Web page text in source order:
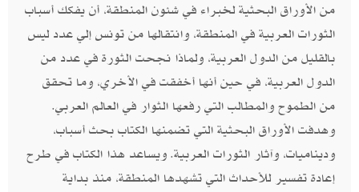
من الأوراق البحثية لخبراء في شئون المنطقة،‮ ‬أن يفكك أسباب
الثورات العربية في المنطقة،‮ ‬وانتقالها من تونس إلي عدد ليس
بالقليل من الدول العربية، ولماذا نجحت الثورة في عدد من
الدول العربية،‮ ‬في حين أنها أخفقت في الأخري، وما تحقق
من الطموح والمطالب التي رفعها الثوار في العالم العربي‮.
‬وهدفت الأوراق البحثية التي تضمنها الكتاب بحث أسباب،‮
‬وديناميات،‮ ‬وآثار الثورات العربية‮. ‬ويساعد هذا الكتاب في طرح
إعادة تفسير للأحداث التي تشهدها المنطقة،‮ ‬منذ بداية